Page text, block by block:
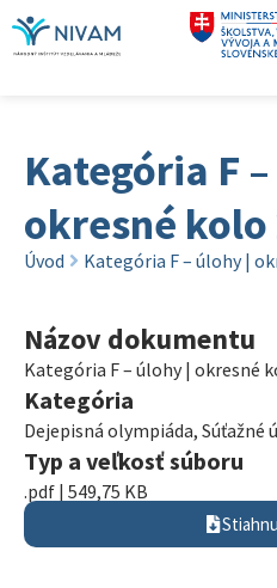
Kategória F
okresné kolo
Úvod Kategória F – úlohy |
Názov dokumentu
Kategória F – úlohy | okresné
Kategória
Dejepisná olympiáda, Súťažné
Typ a veľkosť súboru
.pdf | 549,75 KB